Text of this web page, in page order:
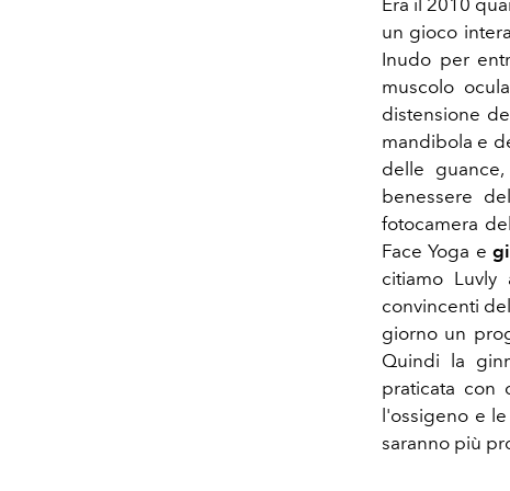
un gioco
Inudo per
muscolo
distensione
mandibola e
delle
benessere
fotocamera
Face Yoga e
citiamo
convincenti
giorno un
Quindi la
praticata con
l'ossigeno e
saranno più